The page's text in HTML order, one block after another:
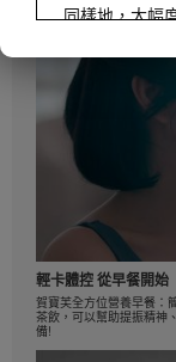
同樣地，大幅
人士本身的代
採用的運動。
次營養蛋白素
12個星期的單
素(1次作代餐
天30分鐘運
質餐單，2組
銷業務所在
在開始任何減
見。
飲食控制才是
品可以取代部
每人每日最少
輕卡體控 從早餐開始
賀寶芙全方位營養早餐：
茶飲，可以幫助提振精神
備!